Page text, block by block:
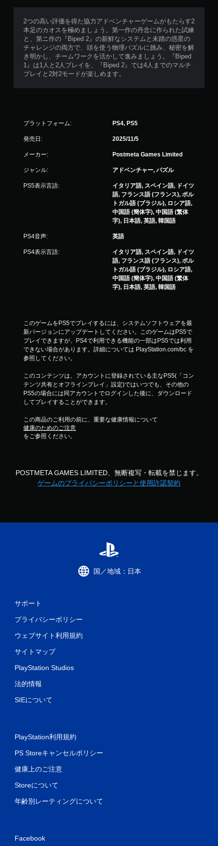
2つの高い評価を得た協力アドベンチャーゲームがもたらす2
本足のカオスを極めましょう。第一作の丹念に作られた試練
と、第ニ作の『Biped 2』の新鮮なシステムと未踏の惑星の
チャレンジの両方で、頭を使う物理パズルに挑み、秘密を解
き明かし、チームワークを活かして進みましょう。『Biped
1』は1人と2人プレイを、『Biped 2』では4人までのマルチ
プレイと2対2モードが楽しめます。
プラットフォーム: PS4, PS5
発売日: 2025/11/5
メーカー: Postmeta Games Limited
ジャンル: アドベンチャー, パズル
PS5表示言語:
イタリア語, スペイン語, ドイツ
語, フランス語 (フランス), ポル
トガル語 (ブラジル), ロシア語,
中国語 (簡体字), 中国語 (繁体
字), 日本語, 英語, 韓国語
PS4音声: 英語
PS4表示言語:
イタリア語, スペイン語, ドイツ
語, フランス語 (フランス), ポル
トガル語 (ブラジル), ロシア語,
中国語 (簡体字), 中国語 (繁体
字), 日本語, 英語, 韓国語
このゲームをPS5でプレイするには、システムソフトウェアを最
新バージョンにアップデートしてください。このゲームはPS5で
プレイできますが、PS4で利用できる機能の一部はPS5では利用
できない場合があります。詳細については PlayStation.com/bc を
参照してください。
このコンテンツは、アカウントに登録されている主なPS5(「コン
テンツ共有とオフラインプレイ」設定)ではいつでも、その他の
PS5の場合には同アカウントでログインした後に、ダウンロード
してプレイすることができます。
この商品のご利用の前に、重要な健康情報について
健康のためのご注意
をご参照ください。
POSTMETA GAMES LIMITED、無断複写・転載を禁じます。
ゲームのプライバシーポリシーと使用許諾契約
国／地域：日本
サポート
プライバシーポリシー
ウェブサイト利用規約
サイトマップ
PlayStation Studios
法的情報
SIEについて
PlayStation利用規約
PS Storeキャンセルポリシー
健康上のご注意
Storeについて
年齢別レーティングについて
Facebook